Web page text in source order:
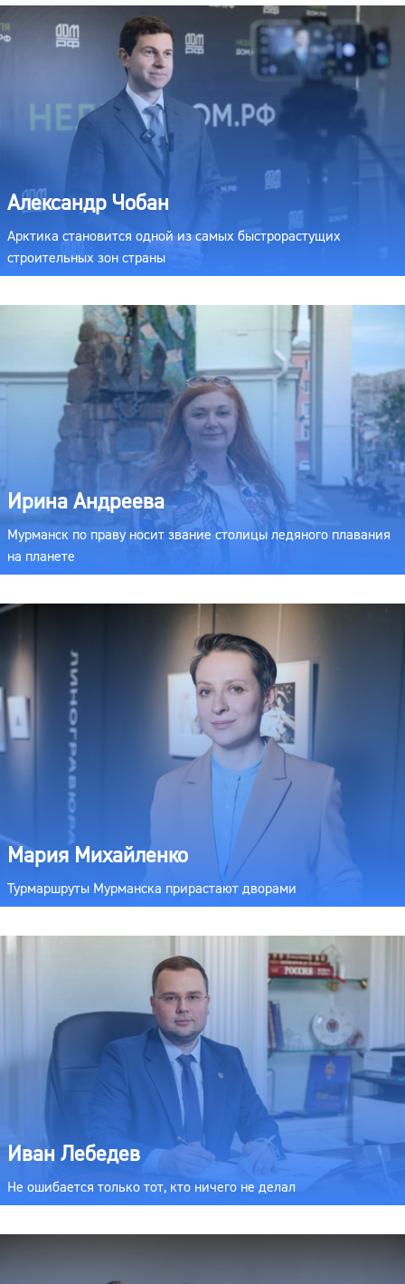
Александр Чобан
Арктика становится одной из самых быстрорастущих
строительных зон страны
Ирина Андреева
Мурманск по праву носит звание столицы ледяного плавания
на планете
Мария Михайленко
Турмаршруты Мурманска прирастают дворами
Иван Лебедев
Не ошибается только тот, кто ничего не делал